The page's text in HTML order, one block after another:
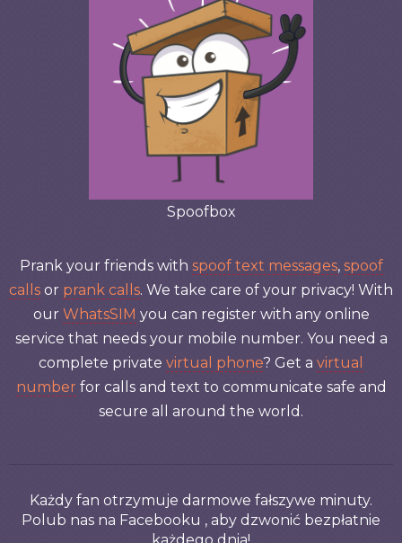
Spoofbox
Prank your friends with spoof text messages, spoof
calls or prank calls. We take care of your privacy! With
our WhatsSIM you can register with any online
service that needs your mobile number. You need a
complete private virtual phone? Get a virtual
number for calls and text to communicate safe and
secure all around the world.
Każdy fan otrzymuje darmowe fałszywe minuty.
Polub nas na Facebooku , aby dzwonić bezpłatnie
każdego dnia!